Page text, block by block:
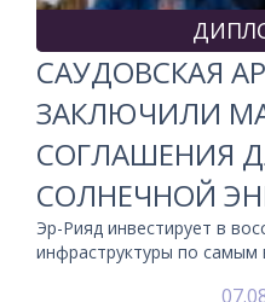
САУДОВСКАЯ
ЗАКЛЮЧИЛИ
СОГЛАШЕНИЯ
СОЛНЕЧНОЙ
Эр-Рияд инвестирует в
инфраструктуры по самым